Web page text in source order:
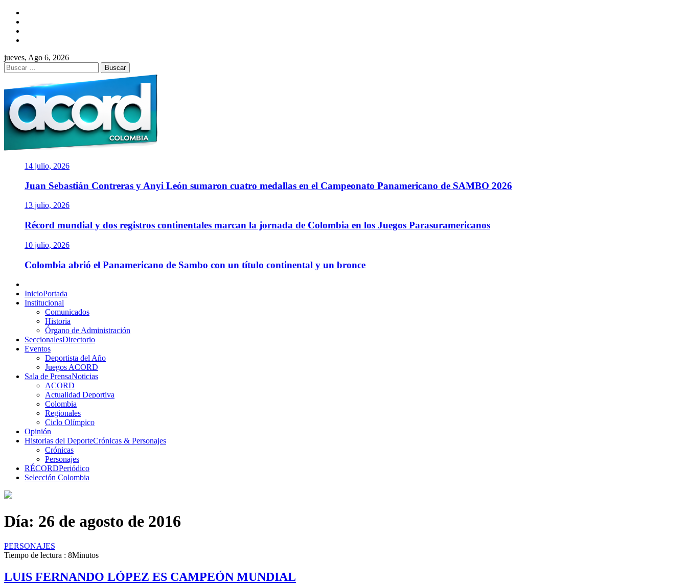
Saltar
contenido
jueves, Ago 6, 2026
Buscar:
Asociación de Periodistas Deportivos
14 julio, 2026
Juan Sebastián Contreras y Anyi León sumaron cuatro medallas en el Campeonato Panamericano de SAMBO 2026
13 julio, 2026
Récord mundial y dos registros continentales marcan la jornada de Colombia en los Juegos Parasuramericanos
10 julio, 2026
Colombia abrió el Panamericano de Sambo con un título continental y un bronce
Menú
principalInicioPortada
Institucional
Comunicados
Historia
Órgano de Administración
SeccionalesDirectorio
Eventos
Deportista del Año
Juegos ACORD
Sala de PrensaNoticias
ACORD
Actualidad Deportiva
Colombia
Regionales
Ciclo Olímpico
Opinión
Historias del DeporteCrónicas & Personajes
Crónicas
Personajes
RÉCORDPeriódico
Selección Colombia
Día: 26 de agosto de 2016
PERSONAJES
Tiempo de lectura : 8Minutos
LUIS FERNANDO LÓPEZ ES CAMPEÓN MUNDIAL